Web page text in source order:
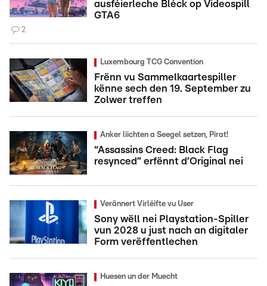
ausféierleche Bléck op Videospill
GTA6
2
Luxembourg TCG Convention
Frënn vu Sammelkaartespiller
kënne sech den 19. September zu
Zolwer treffen
Anker liichten a Seegel setzen, Pirat!
“Assassins Creed: Black Flag
resynced” erfënnt d’Original nei
Verännert Virléifte vu User
Sony wëll nei Playstation-Spiller
vun 2028 u just nach an digitaler
Form verëffentlechen
Huesen un der Muecht